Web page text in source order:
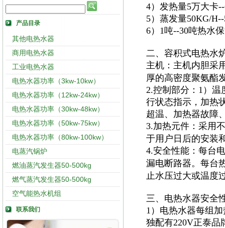
产品目录
其他电热水器
商用电热水器
工业电热水器
电热水器功率（3kw-10kw）
电热水器功率（12kw-24kw）
电热水器功率（30kw-48kw）
电热水器功率（50kw-75kw）
电热水器功率（80kw-100kw）
电蒸汽锅炉
燃油蒸汽发生器50-500kg
燃气蒸汽发生器50-500kg
空气能热水机组
联系我们
4）发热量5万大卡
5）蒸发量50KG/
6）1吨--30吨热水
二、容积式电热水
主机：主机内胆采
厚的高密度聚氨酯
2.控制部分：1）温
行状态指示，加热
超温、加热器故障
3.加热元件：采用
于用户日后的安装
4.安全性能：每台
漏电断路器。每台
止水压过大或温度
三、电热水器安全
1）电热水器每组
独配有220V正泰品